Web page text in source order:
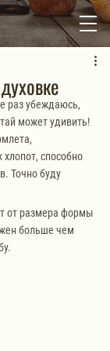
раз убеждаюсь,
может удивить!
хлопот, способно
Точно буду
от размера формы
больше чем